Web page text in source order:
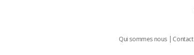
Qui sommes nous Contact